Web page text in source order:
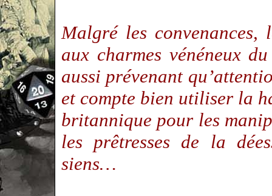
Malgré les convenances,
aux charmes vénéneux
aussi prévenant
et compte bien utiliser la
britannique pour les
les prêtresses de la
siens…